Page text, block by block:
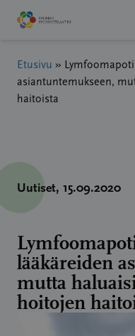
Hyppää
sisältöön
Etusivu »
asiantuntemukseen,
haitoista
Uutiset, 15.09.2020
lääkäreiden
mutta
hoitojen